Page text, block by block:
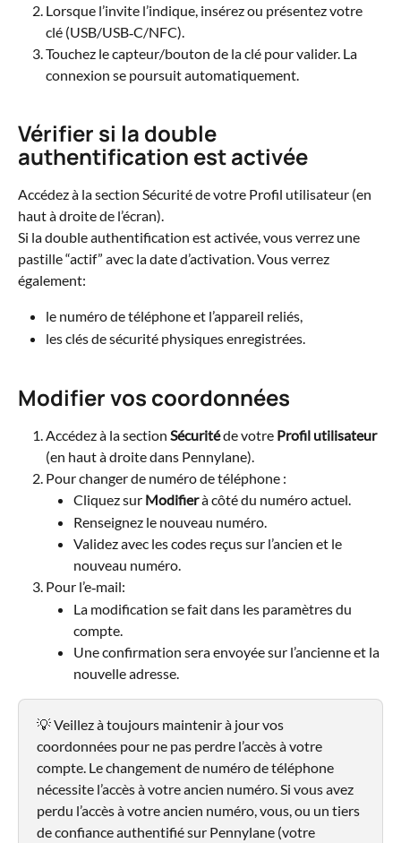
Lorsque l’invite l’indique, insérez ou présentez votre
clé (USB/USB‑C/NFC).
Touchez le capteur/bouton de la clé pour valider. La
connexion se poursuit automatiquement.
Vérifier si la double
authentification est activée
Accédez à la section Sécurité de votre Profil utilisateur (en
haut à droite de l’écran).
Si la double authentification est activée, vous verrez une
pastille “actif” avec la date d’activation. Vous verrez
également:
le numéro de téléphone et l’appareil reliés,
les clés de sécurité physiques enregistrées.
Modifier vos coordonnées
Accédez à la section Sécurité de votre Profil utilisateur
(en haut à droite dans Pennylane).
Pour changer de numéro de téléphone :
Cliquez sur Modifier à côté du numéro actuel.
Renseignez le nouveau numéro.
Validez avec les codes reçus sur l’ancien et le
nouveau numéro.
Pour l’e‑mail:
La modification se fait dans les paramètres du
compte.
Une confirmation sera envoyée sur l’ancienne et la
nouvelle adresse.
💡 Veillez à toujours maintenir à jour vos
coordonnées pour ne pas perdre l’accès à votre
compte. Le changement de numéro de téléphone
nécessite l’accès à votre ancien numéro. Si vous avez
perdu l’accès à votre ancien numéro, vous, ou un tiers
de confiance authentifié sur Pennylane (votre